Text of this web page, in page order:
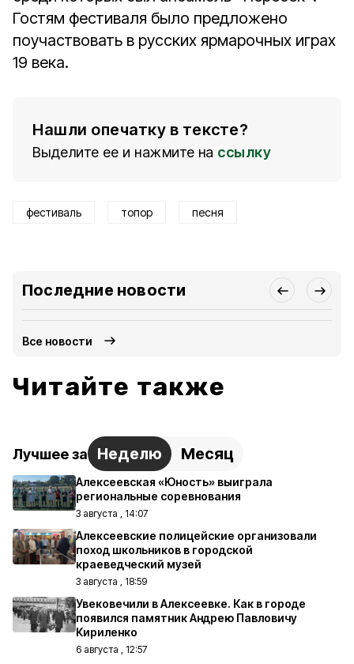
Гостям фестиваля было предложено
поучаствовать в русских ярмарочных играх
19 века.
Нашли опечатку в тексте?
Выделите ее и нажмите на ссылку
фестиваль топор песня
Последние новости
Все новости
Читайте также
Лучшее за Неделю Месяц
Алексеевская «Юность» выиграла
региональные соревнования
3 августа , 14:07
Алексеевские полицейские организовали
поход школьников в городской
краеведческий музей
3 августа , 18:59
Увековечили в Алексеевке. Как в городе
появился памятник Андрею Павловичу
Кириленко
6 августа , 12:57